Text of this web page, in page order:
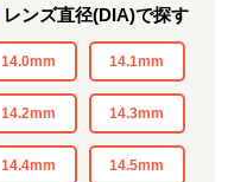
レンズ直径(DIA)で探す
14.0mm 14.1mm
14.2mm 14.3mm
14.4mm 14.5mm